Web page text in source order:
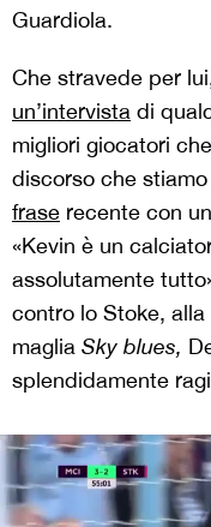
Guardiola.
Che stravede per
un’intervista di
migliori giocatori
discorso che
frase recente con
«Kevin è un
assolutamente
contro lo Stoke,
maglia Sky blues,
splendidamente